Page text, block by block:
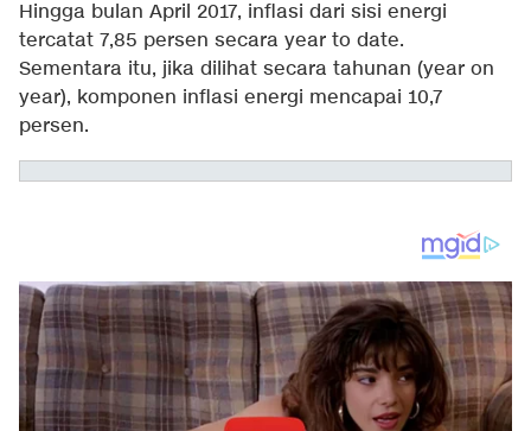
Hingga bulan April 2017, inflasi dari sisi energi
tercatat 7,85 persen secara year to date.
Sementara itu, jika dilihat secara tahunan (year on
year), komponen inflasi energi mencapai 10,7
persen.